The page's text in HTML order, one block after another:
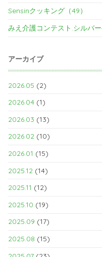
Sensinクッキング（49）
みえ介護コンテスト.シルバー
アーカイブ
2026.05 (2)
2026.04 (1)
2026.03 (13)
2026.02 (10)
2026.01 (15)
2025.12 (14)
2025.11 (12)
2025.10 (19)
2025.09 (17)
2025.08 (15)